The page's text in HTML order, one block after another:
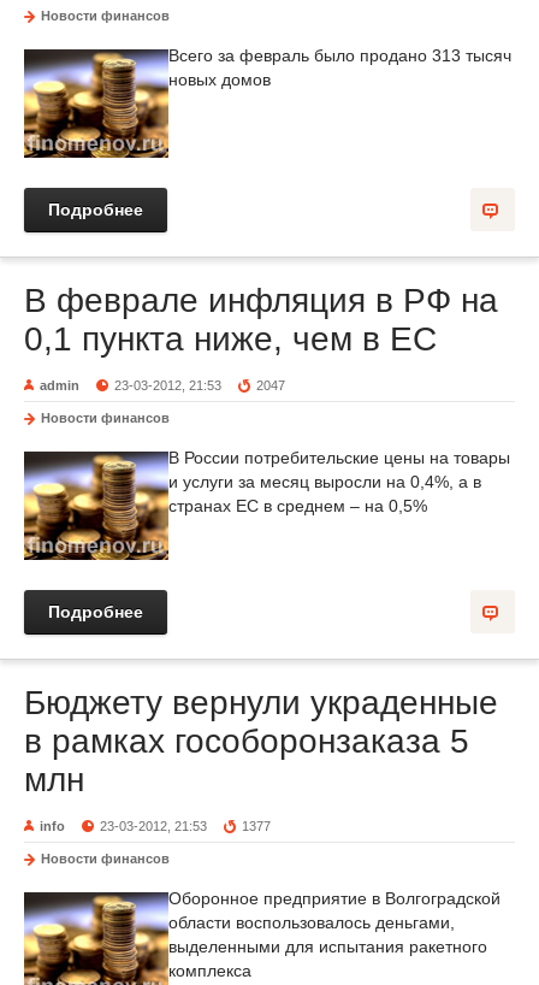
Новости финансов
Всего за февраль было продано 313 тысяч
новых домов
Подробнее
В феврале инфляция в РФ на
0,1 пункта ниже, чем в ЕС
admin 23-03-2012, 21:53 2047
Новости финансов
В России потребительские цены на товары
и услуги за месяц выросли на 0,4%, а в
странах ЕС в среднем – на 0,5%
Подробнее
Бюджету вернули украденные
в рамках гособоронзаказа 5
млн
info 23-03-2012, 21:53 1377
Новости финансов
Оборонное предприятие в Волгоградской
области воспользовалось деньгами,
выделенными для испытания ракетного
комплекса